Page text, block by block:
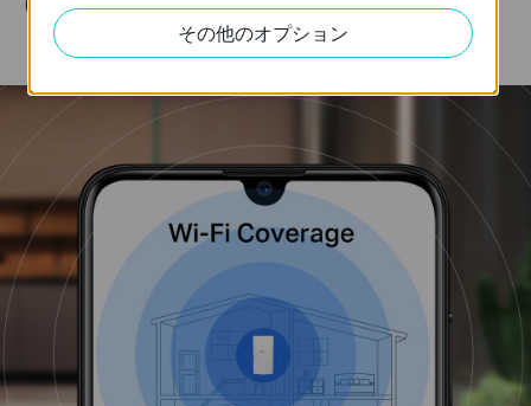
まで行き渡らせることもできます。
その他のオプション